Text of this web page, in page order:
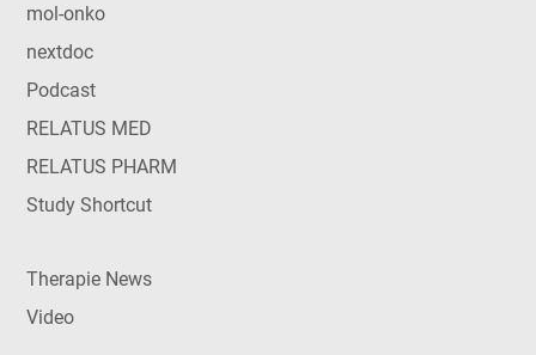
mol-onko
nextdoc
Podcast
RELATUS MED
RELATUS PHARM
Study Shortcut
Therapie News
Video